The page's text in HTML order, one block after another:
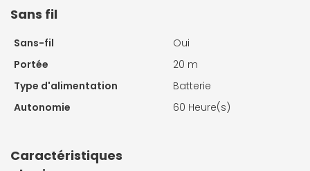
Sans fil
Sans-fil
Oui
Portée
20 m
Type d'alimentation
Batterie
Autonomie
60 Heure(s)
Caractéristiques